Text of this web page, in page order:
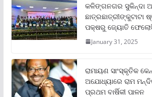
କଳିଙ୍ଗନଗର ସୁକିନ୍ଦା
ପକ୍ଷରୁ ଜ୍ୟୋତି
January 31, 2025
ରାମାୟଣ ସାଂସ୍କୃତିକ
ଅଯୋଧ୍ୟାରେ ରାମ
ପ୍ରଥମ ବାର୍ଷିକୀ ପାଳନ